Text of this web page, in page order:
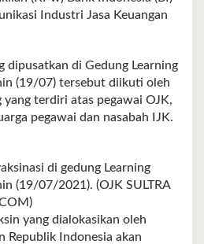
Industri Jasa Keuangan
dipusatkan di Gedung Learning
(19/07) tersebut diikuti oleh
yang terdiri atas pegawai OJK,
pegawai dan nasabah IJK.
di gedung Learning
(19/07/2021). (OJK SULTRA
yang dialokasikan oleh
Republik Indonesia akan